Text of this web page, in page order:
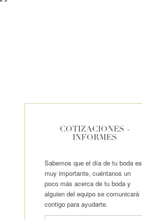
COTIZACIONES -
INFORMES
Sabemos que el día de tu boda es
muy importante, cuéntanos un
poco más acerca de tu boda y
alguien del equipo se comunicará
contigo para ayudarte.